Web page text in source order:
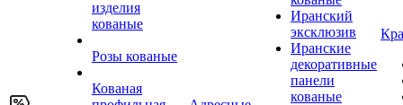
изделия
кованые
Розы кованые
Кованая
Иранский
эксклюзив
Иранские
декоративные
панели
кованые